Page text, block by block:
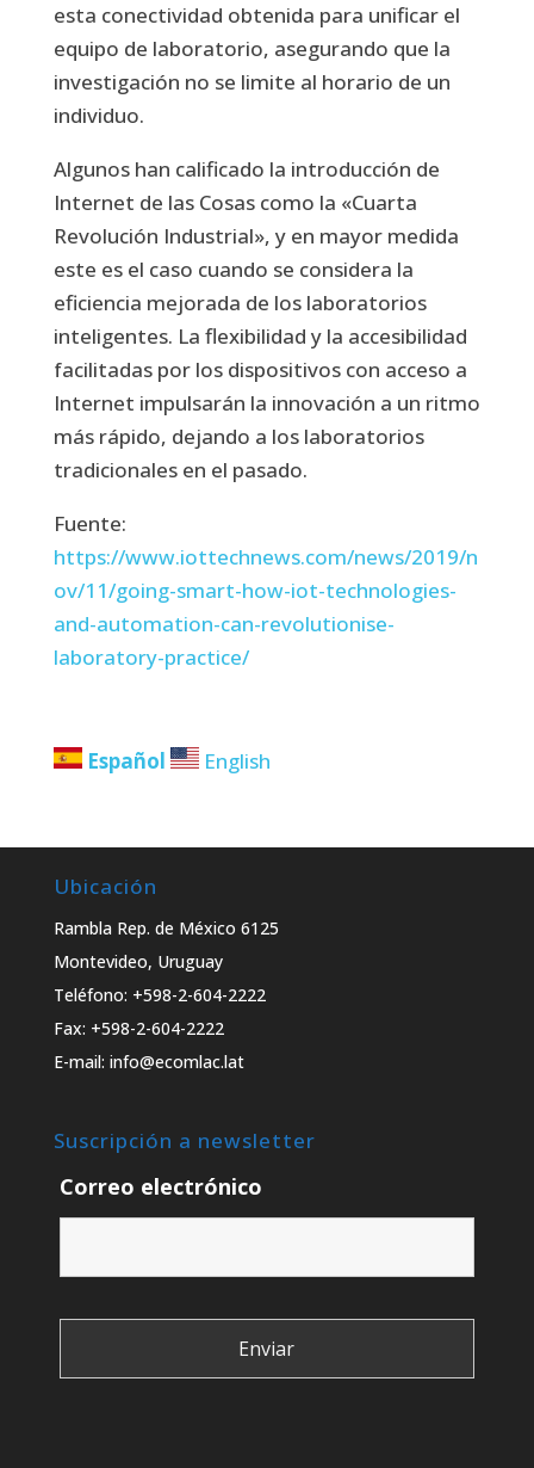
esta conectividad obtenida para unificar el
equipo de laboratorio, asegurando que la
investigación no se limite al horario de un
individuo.
Algunos han calificado la introducción de
Internet de las Cosas como la «Cuarta
Revolución Industrial», y en mayor medida
este es el caso cuando se considera la
eficiencia mejorada de los laboratorios
inteligentes. La flexibilidad y la accesibilidad
facilitadas por los dispositivos con acceso a
Internet impulsarán la innovación a un ritmo
más rápido, dejando a los laboratorios
tradicionales en el pasado.
Fuente:
https://www.iottechnews.com/news/2019/n
ov/11/going-smart-how-iot-technologies-
and-automation-can-revolutionise-
laboratory-practice/
Español English
Ubicación
Rambla Rep. de México 6125
Montevideo, Uruguay
Teléfono: +598-2-604-2222
Fax: +598-2-604-2222
E-mail: info@ecomlac.lat
Suscripción a newsletter
Correo electrónico